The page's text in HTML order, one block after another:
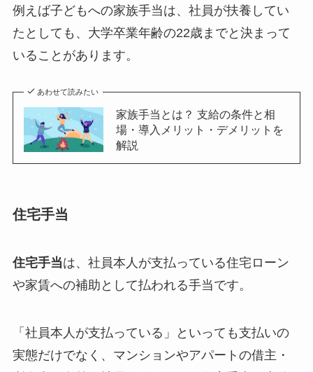
例えば子どもへの家族手当は、社員が扶養してい
たとしても、大学卒業年齢の22歳までと決まって
いることがあります。
あわせて読みたい
家族手当とは？ 支給の条件と相
場・導入メリット・デメリットを
解説
住宅手当
住宅手当は、社員本人が支払っている住宅ローン
や家賃への補助として払われる手当です。
「社員本人が支払っている」といっても支払いの
実態だけでなく、マンションやアパートの借主・